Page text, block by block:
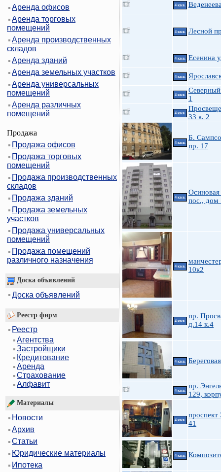
Аренда офисов
Аренда торговых
помещений
Аренда производственных
складов
Аренда зданий
Аренда земельных участков
Аренда универсальных
помещений
Аренда различных
помещений
Продажа
Продажа офисов
Продажа торговых
помещений
Продажа производственных
складов
Продажа зданий
Продажа земельных
участков
Продажа универсальных
помещений
Продажа помещений
различного назначения
Доска объявлений
Доска объявлений
Реестр фирм
Реестр
Агентства
Застройщики
Кредитование
Аренда
Страхование
Алфавит
Материалы
Новости
Архив
Статьи
Юридические материалы
Ипотека
4 ккв.
4 ккв. Лесной
4 ккв. Есенина
4 ккв.
4 ккв.
1
4 ккв.
33 к. 2
4 ккв.
Б.
пр. 17
4 ккв.
пос., дом
4 ккв.
10к2
4 ккв.
пр.
д.14 к.4
4 ккв.
4 ккв.
пр.
129,
4 ккв.
проспект
41
4 ккв.